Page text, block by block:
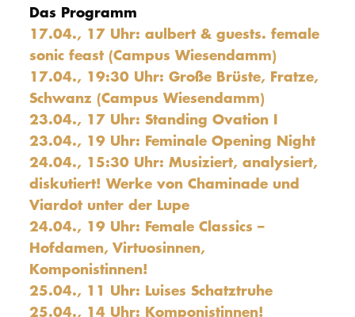
Das Programm
17.04., 17 Uhr: aulbert & guests. female
sonic feast (Campus Wiesendamm)
17.04., 19:30 Uhr: Große Brüste, Fratze,
Schwanz (Campus Wiesendamm)
23.04., 17 Uhr: Standing Ovation I
23.04., 19 Uhr: Feminale Opening Night
24.04., 15:30 Uhr: Musiziert, analysiert,
diskutiert! Werke von Chaminade und
Viardot unter der Lupe
24.04., 19 Uhr: Female Classics –
Hofdamen, Virtuosinnen,
Komponistinnen!
25.04., 11 Uhr: Luises Schatztruhe
25.04., 14 Uhr: Komponistinnen!